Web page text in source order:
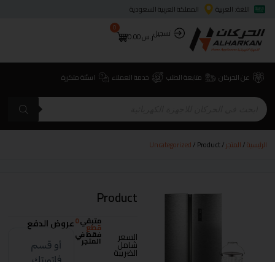
اللغة: العربية
المملكة العربية السعودية
تسجيلر.س0.00
0
عن الحركان متابعة الطلب خدمة العملاء اسئلة متكررة
الرئيسية/المتجر/
Uncategorized/ Product
Product
السعر
شامل
الضريبة
متبقي0
قطع
فقط في
المتجر
عروض الدفع